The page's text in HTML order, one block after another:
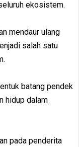
ekosistem.
mendaur ulang
salah satu
batang pendek
hidup dalam
pada penderita